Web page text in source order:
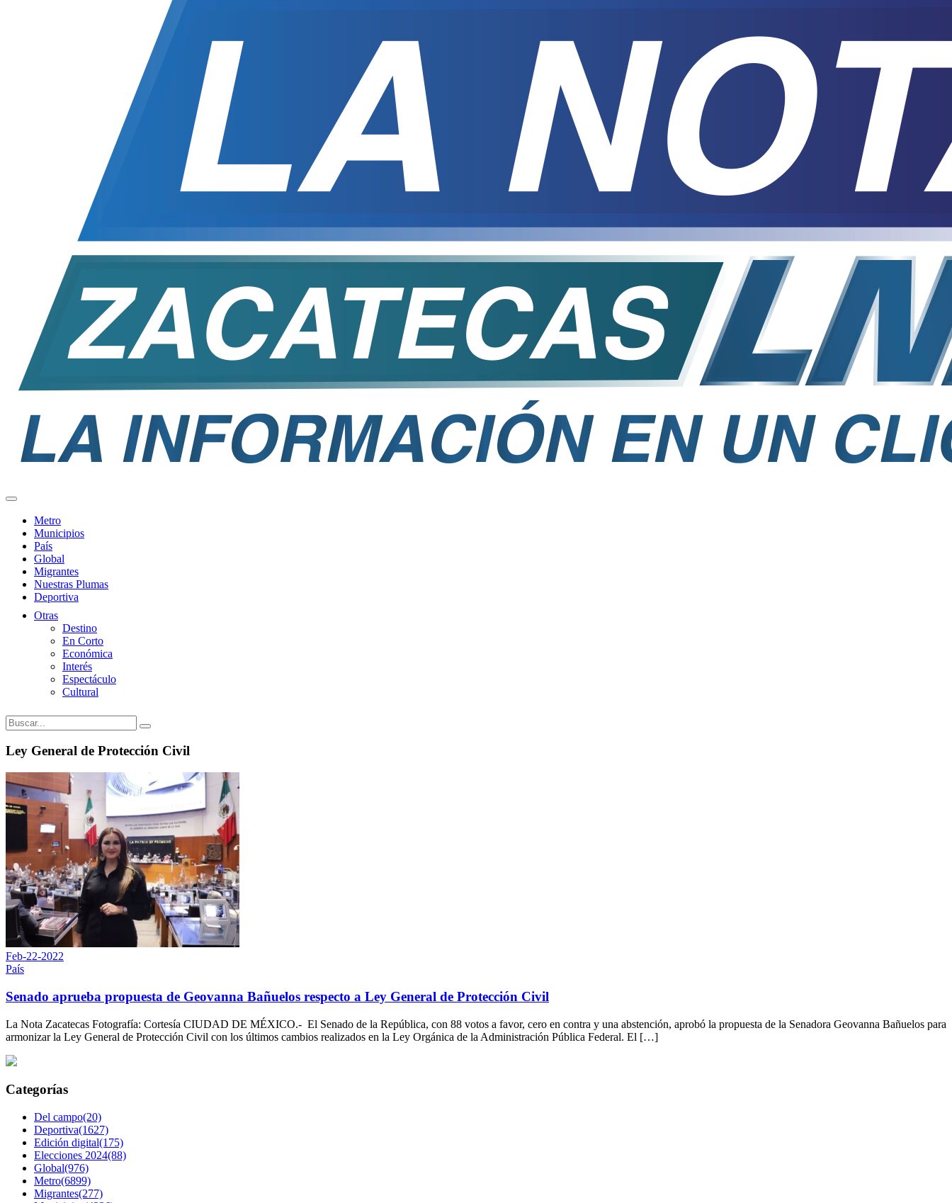
Metro
Municipios
País
Global
Migrantes
Nuestras Plumas
Deportiva
Otras
Destino
En Corto
Económica
Interés
Espectáculo
Cultural
Ley General de Protección Civil
Feb-22-2022
País
Senado aprueba propuesta de Geovanna Bañuelos respecto a Ley General de Protección Civil
La Nota Zacatecas Fotografía: Cortesía CIUDAD DE MÉXICO.- El Senado de la República, con 88 votos a favor, cero en contra y una abstención, aprobó la propuesta de la Senadora Geovanna Bañuelos para
armonizar la Ley General de Protección Civil con los últimos cambios realizados en la Ley Orgánica de la Administración Pública Federal. El […]
Categorías
Del campo(20)
Deportiva(1627)
Edición digital(175)
Elecciones 2024(88)
Global(976)
Metro(6899)
Migrantes(277)